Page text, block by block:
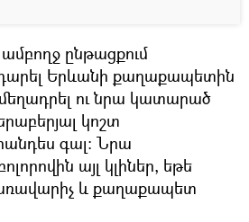
ընթացքում
Երևանի քաղաքապետին
ու նրա կատարած
կոշտ
գալ։ Նրա
այլ կլիներ, եթե
և քաղաքապետ